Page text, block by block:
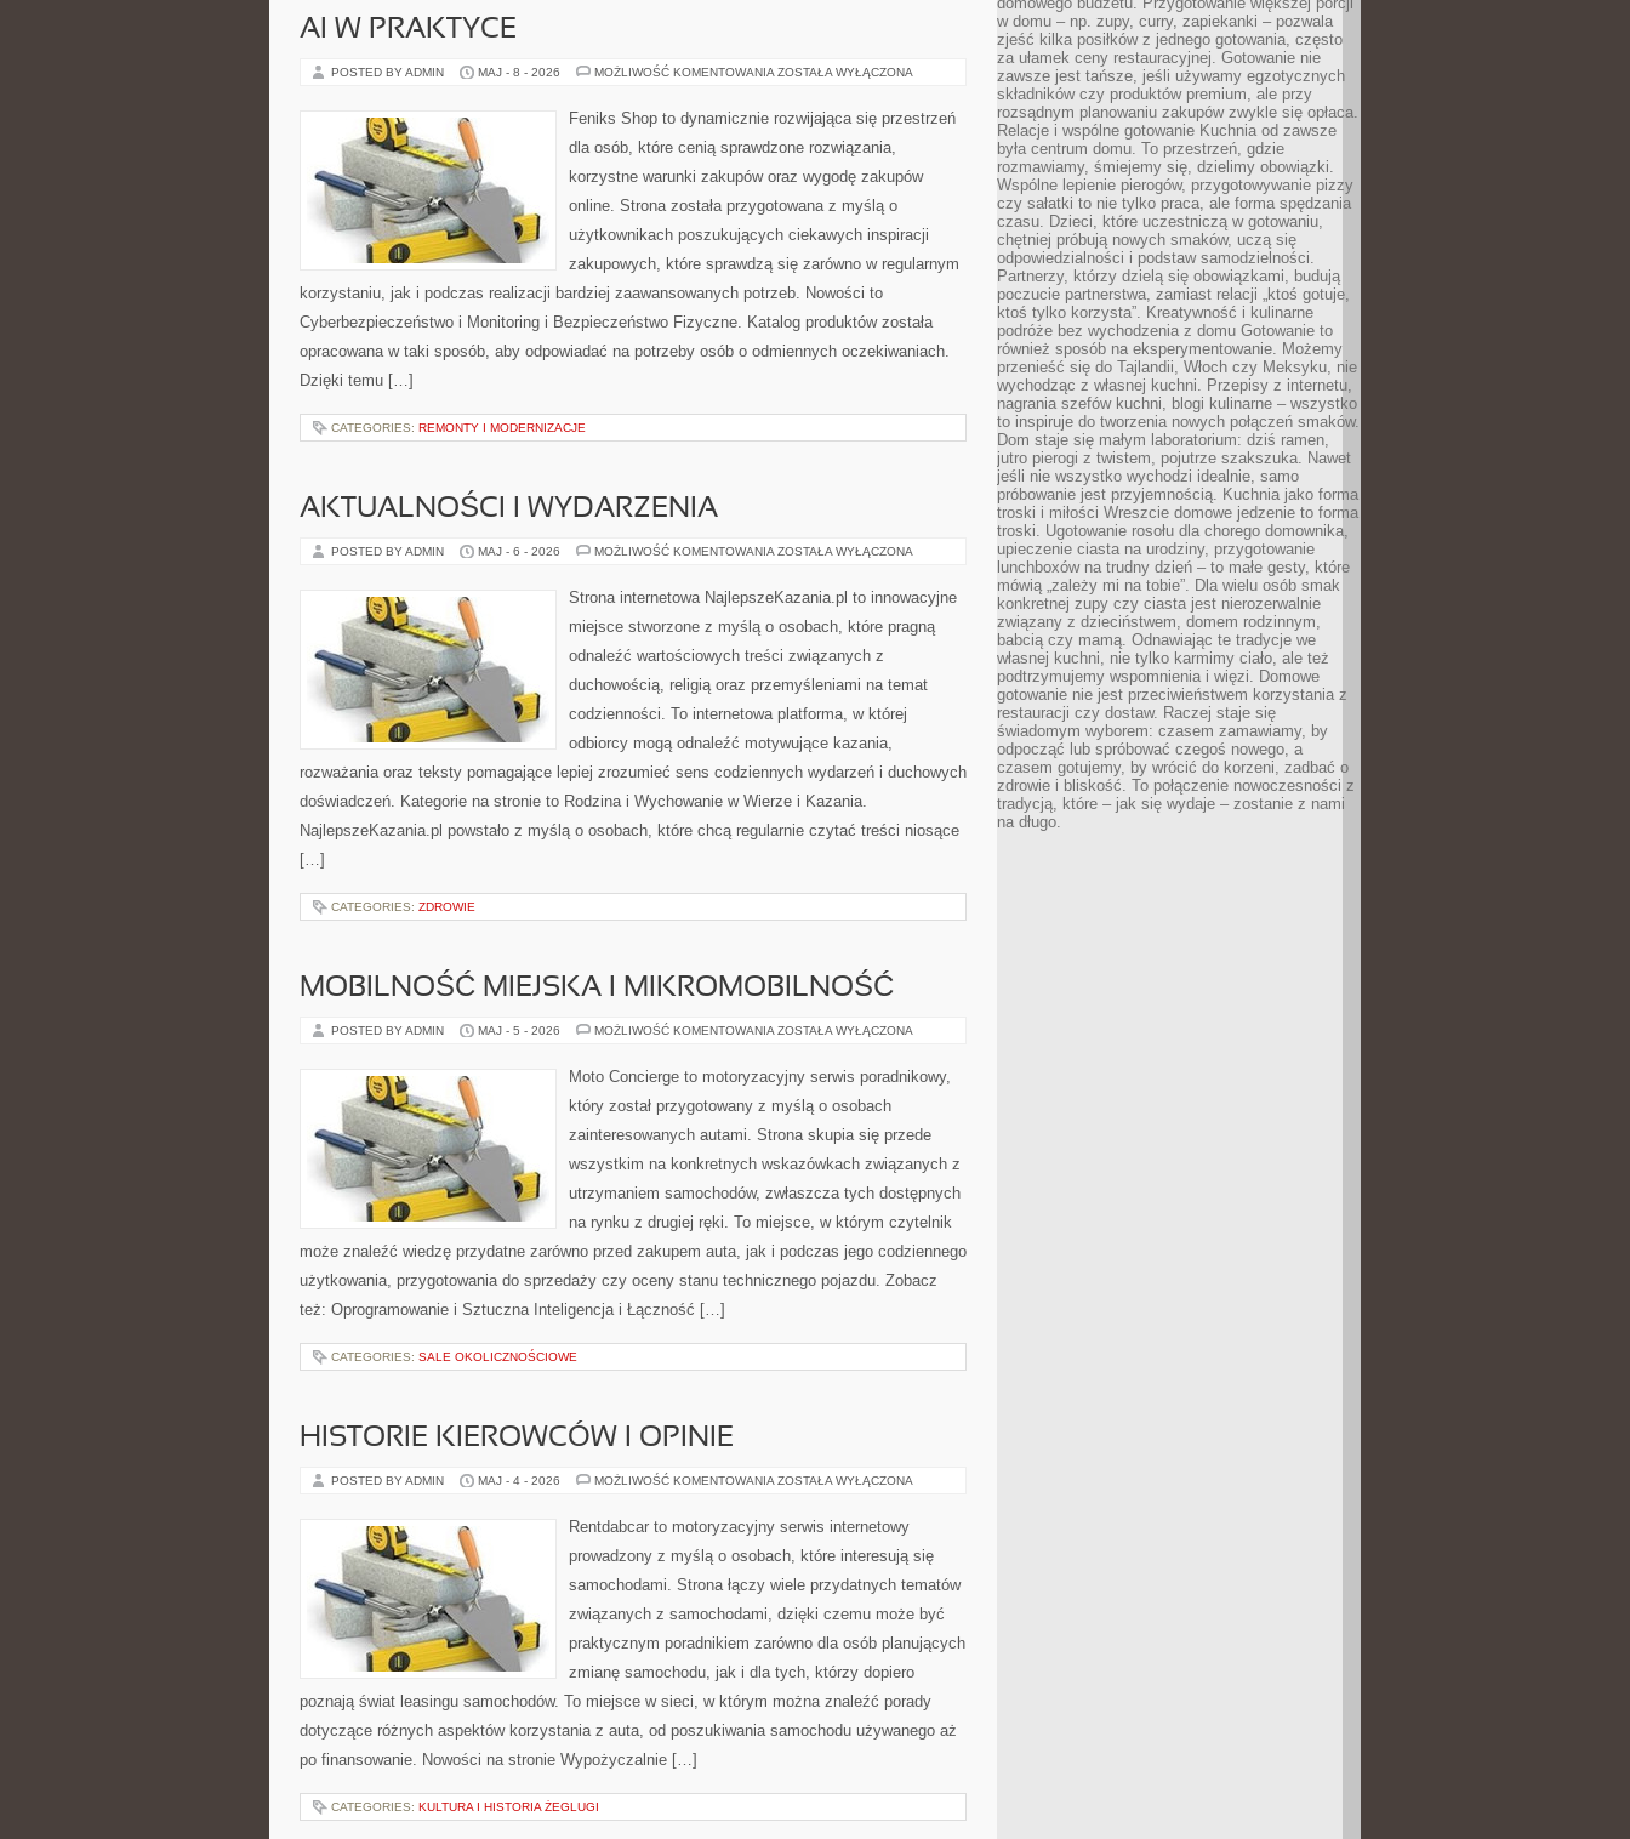
AI W PRAKTYCE
POSTED BY ADMIN MAJ - 8 - 2026 MOŻLIWOŚĆ KOMENTOWANIA AI
ZOSTAŁA WYŁĄCZONA
Feniks Shop to dynamicznie rozwijająca się przestrzeń
dla osób, które cenią sprawdzone rozwiązania,
korzystne warunki zakupów oraz wygodę zakupów
online. Strona została przygotowana z myślą o
użytkownikach poszukujących ciekawych inspiracji
zakupowych, które sprawdzą się zarówno w regularnym
korzystaniu, jak i podczas realizacji bardziej zaawansowanych potrzeb. Nowości to
Cyberbezpieczeństwo i Monitoring i Bezpieczeństwo Fizyczne. Katalog produktów została
opracowana w taki sposób, aby odpowiadać na potrzeby osób o odmiennych oczekiwaniach.
Dzięki temu […]
CATEGORIES: REMONTY I MODERNIZACJE
AKTUALNOŚCI I WYDARZENIA
POSTED BY ADMIN MAJ - 6 - 2026 MOŻLIWOŚĆ KOMENTOWANIA AKTUALNOŚCI
ZOSTAŁA WYŁĄCZONA
Strona internetowa NajlepszeKazania.pl to innowacyjne
miejsce stworzone z myślą o osobach, które pragną
odnaleźć wartościowych treści związanych z
duchowością, religią oraz przemyśleniami na temat
codzienności. To internetowa platforma, w której
odbiorcy mogą odnaleźć motywujące kazania,
rozważania oraz teksty pomagające lepiej zrozumieć sens codziennych wydarzeń i duchowych
doświadczeń. Kategorie na stronie to Rodzina i Wychowanie w Wierze i Kazania.
NajlepszeKazania.pl powstało z myślą o osobach, które chcą regularnie czytać treści niosące
[…]
CATEGORIES: ZDROWIE
MOBILNOŚĆ MIEJSKA I MIKROMOBILNOŚĆ
POSTED BY ADMIN MAJ - 5 - 2026 MOŻLIWOŚĆ KOMENTOWANIA MOBILNOŚĆ
MIKROMOBILNOŚĆ
ZOSTAŁA WYŁĄCZONA
Moto Concierge to motoryzacyjny serwis poradnikowy,
który został przygotowany z myślą o osobach
zainteresowanych autami. Strona skupia się przede
wszystkim na konkretnych wskazówkach związanych z
utrzymaniem samochodów, zwłaszcza tych dostępnych
na rynku z drugiej ręki. To miejsce, w którym czytelnik
może znaleźć wiedzę przydatne zarówno przed zakupem auta, jak i podczas jego codziennego
użytkowania, przygotowania do sprzedaży czy oceny stanu technicznego pojazdu. Zobacz
też: Oprogramowanie i Sztuczna Inteligencja i Łączność […]
CATEGORIES: SALE OKOLICZNOŚCIOWE
HISTORIE KIEROWCÓW I OPINIE
POSTED BY ADMIN MAJ - 4 - 2026 MOŻLIWOŚĆ KOMENTOWANIA HISTORIE
OPINIE
ZOSTAŁA WYŁĄCZONA
Rentdabcar to motoryzacyjny serwis internetowy
prowadzony z myślą o osobach, które interesują się
samochodami. Strona łączy wiele przydatnych tematów
związanych z samochodami, dzięki czemu może być
praktycznym poradnikiem zarówno dla osób planujących
zmianę samochodu, jak i dla tych, którzy dopiero
poznają świat leasingu samochodów. To miejsce w sieci, w którym można znaleźć porady
dotyczące różnych aspektów korzystania z auta, od poszukiwania samochodu używanego aż
po finansowanie. Nowości na stronie Wypożyczalnie […]
CATEGORIES: KULTURA I HISTORIA ŻEGLUGI
w domu – np. zupy, curry, zapiekanki – pozwala
zjeść kilka posiłków z jednego gotowania, często
za ułamek ceny restauracyjnej. Gotowanie nie
zawsze jest tańsze, jeśli używamy egzotycznych
składników czy produktów premium, ale przy
rozsądnym planowaniu zakupów zwykle się opłaca.
Relacje i wspólne gotowanie Kuchnia od zawsze
była centrum domu. To przestrzeń, gdzie
rozmawiamy, śmiejemy się, dzielimy obowiązki.
Wspólne lepienie pierogów, przygotowywanie pizzy
czy sałatki to nie tylko praca, ale forma spędzania
czasu. Dzieci, które uczestniczą w gotowaniu,
chętniej próbują nowych smaków, uczą się
odpowiedzialności i podstaw samodzielności.
Partnerzy, którzy dzielą się obowiązkami, budują
poczucie partnerstwa, zamiast relacji „ktoś gotuje,
ktoś tylko korzysta”. Kreatywność i kulinarne
podróże bez wychodzenia z domu Gotowanie to
również sposób na eksperymentowanie. Możemy
przenieść się do Tajlandii, Włoch czy Meksyku, nie
wychodząc z własnej kuchni. Przepisy z internetu,
nagrania szefów kuchni, blogi kulinarne – wszystko
to inspiruje do tworzenia nowych połączeń smaków.
Dom staje się małym laboratorium: dziś ramen,
jutro pierogi z twistem, pojutrze szakszuka. Nawet
jeśli nie wszystko wychodzi idealnie, samo
próbowanie jest przyjemnością. Kuchnia jako forma
troski i miłości Wreszcie domowe jedzenie to forma
troski. Ugotowanie rosołu dla chorego domownika,
upieczenie ciasta na urodziny, przygotowanie
lunchboxów na trudny dzień – to małe gesty, które
mówią „zależy mi na tobie”. Dla wielu osób smak
konkretnej zupy czy ciasta jest nierozerwalnie
związany z dzieciństwem, domem rodzinnym,
babcią czy mamą. Odnawiając te tradycje we
własnej kuchni, nie tylko karmimy ciało, ale też
podtrzymujemy wspomnienia i więzi. Domowe
gotowanie nie jest przeciwieństwem korzystania z
restauracji czy dostaw. Raczej staje się
świadomym wyborem: czasem zamawiamy, by
odpocząć lub spróbować czegoś nowego, a
czasem gotujemy, by wrócić do korzeni, zadbać o
zdrowie i bliskość. To połączenie nowoczesności z
tradycją, które – jak się wydaje – zostanie z nami
na długo.